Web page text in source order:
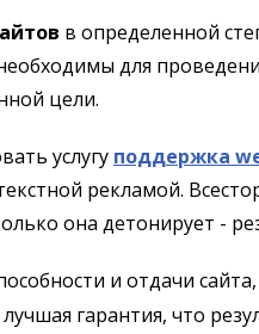
в определенной
для
цели.
услугу поддержка
рекламой.
она детонирует -
и отдачи
лучшая гарантия, что